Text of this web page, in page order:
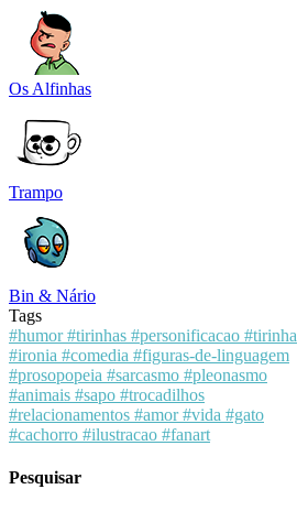
Os Alfinhas
Trampo
Bin & Nário
Tags
#humor#tirinhas #personificacao #tirinha
#ironia #comedia #figuras-de-linguagem
#prosopopeia #sarcasmo #pleonasmo
#animais #sapo #trocadilhos
#relacionamentos #amor#vida #gato
#cachorro #ilustracao #fanart
Pesquisar